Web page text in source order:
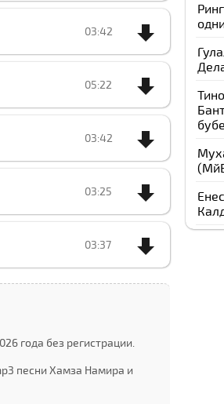
03:42
05:22
03:42
03:25
03:37
года без регистрации.
песни Хамза Намира и